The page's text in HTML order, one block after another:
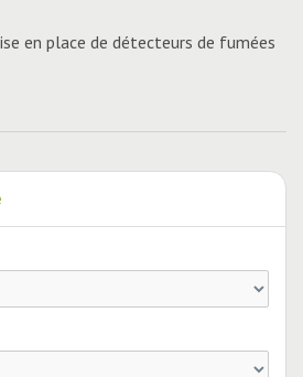
en place de détecteurs de fumées